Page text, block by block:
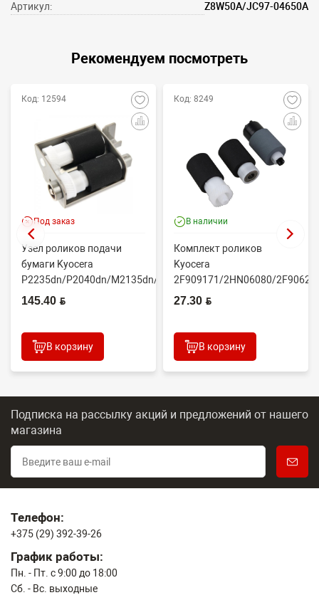
Артикул: Z8W50A/JC97-04650A
Рекомендуем посмотреть
Код: 12594
Под заказ
Узел роликов подачи
бумаги Kyocera
P2235dn/P2040dn/M2135dn/M2635dn/M2735dw/M2040dn
(O...
145.40 BYN
В корзину
Код: 8249
В наличии
Комплект роликов
Kyocera
2F909171/2HN06080/
(CET7806)
27.30 BYN
В корзину
Подписка на рассылку акций и предложений от нашего
магазина
Телефон:
+375 (29) 392-39-26
График работы:
Пн. - Пт. с 9:00 до 18:00
Сб. - Вс. выходные